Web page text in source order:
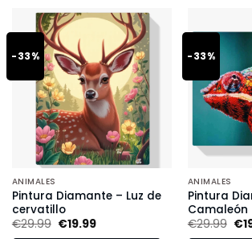
-33%
ANIMALES
Pintura Diamante – Luz de
cervatillo
€29.99 €19.99
-33%
ANIMALES
Pintura
Camaleón
€29.99 €